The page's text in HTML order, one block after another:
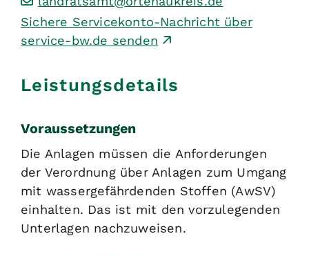
Sichere Servicekonto-Nachricht über
service-bw.de senden
Leistungsdetails
Voraussetzungen
Die Anlagen müssen die Anforderungen
der Verordnung über Anlagen zum Umgang
mit wassergefährdenden Stoffen (AwSV)
einhalten. Das ist mit den vorzulegenden
Unterlagen nachzuweisen.